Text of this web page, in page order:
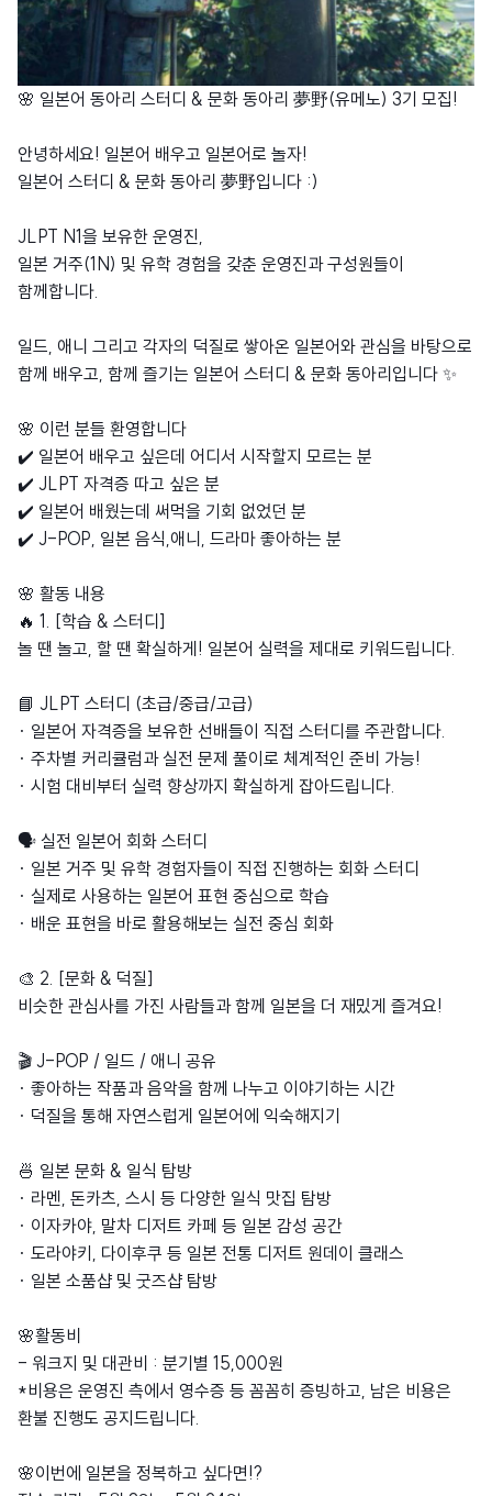
🌸 일본어 동아리 스터디 & 문화 동아리 夢野(유메노) 3기 모집!
안녕하세요! 일본어 배우고 일본어로 놀자!
일본어 스터디 & 문화 동아리 夢野입니다 :)
JLPT N1을 보유한 운영진,
일본 거주(1N) 및 유학 경험을 갖춘 운영진과 구성원들이
함께합니다.
일드, 애니 그리고 각자의 덕질로 쌓아온 일본어와 관심을 바탕으로
함께 배우고, 함께 즐기는 일본어 스터디 & 문화 동아리입니다 ✨
🌸 이런 분들 환영합니다
✔️ 일본어 배우고 싶은데 어디서 시작할지 모르는 분
✔️ JLPT 자격증 따고 싶은 분
✔️ 일본어 배웠는데 써먹을 기회 없었던 분
✔️ J-POP, 일본 음식,애니, 드라마 좋아하는 분
🌸 활동 내용
🔥 1. [학습 & 스터디]
놀 땐 놀고, 할 땐 확실하게! 일본어 실력을 제대로 키워드립니다.
📘 JLPT 스터디 (초급/중급/고급)
· 일본어 자격증을 보유한 선배들이 직접 스터디를 주관합니다.
· 주차별 커리큘럼과 실전 문제 풀이로 체계적인 준비 가능!
· 시험 대비부터 실력 향상까지 확실하게 잡아드립니다.
🗣 실전 일본어 회화 스터디
· 일본 거주 및 유학 경험자들이 직접 진행하는 회화 스터디
· 실제로 사용하는 일본어 표현 중심으로 학습
· 배운 표현을 바로 활용해보는 실전 중심 회화
🎨 2. [문화 & 덕질]
비슷한 관심사를 가진 사람들과 함께 일본을 더 재밌게 즐겨요!
🎬 J-POP / 일드 / 애니 공유
· 좋아하는 작품과 음악을 함께 나누고 이야기하는 시간
· 덕질을 통해 자연스럽게 일본어에 익숙해지기
🍜 일본 문화 & 일식 탐방
· 라멘, 돈카츠, 스시 등 다양한 일식 맛집 탐방
· 이자카야, 말차 디저트 카페 등 일본 감성 공간
· 도라야키, 다이후쿠 등 일본 전통 디저트 원데이 클래스
· 일본 소품샵 및 굿즈샵 탐방
🌸활동비
- 워크지 및 대관비 : 분기별 15,000원
*비용은 운영진 측에서 영수증 등 꼼꼼히 증빙하고, 남은 비용은
환불 진행도 공지드립니다.
🌸이번에 일본을 정복하고 싶다면!?